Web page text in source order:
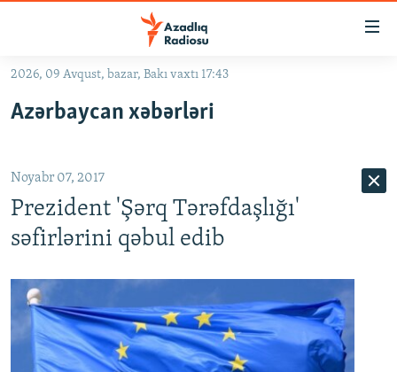
Əsas
qayıt
qayıt
Axtarışa
#ƏSLINDƏ
ARAŞDIRMA
MULTIMEDIA
VIDEO
RADIO ARXIV
2026, 09 Avqust, bazar, Bakı vaxtı 17:43
Azərbaycan xəbərləri
Noyabr 07, 2017
Prezident 'Şərq Tərəfdaşlığı'
səfirlərini qəbul edib